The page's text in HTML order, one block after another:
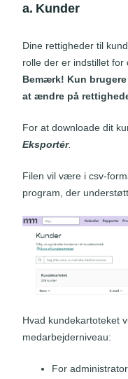
a. Kunder
Dine rettigheder til
rolle der er indstillet for
Bemærk! Kun
at ændre på
For at downloade dit
Eksportér.
Filen vil være i csv-
program, der
Hvad kundekartoteket
medarbejderniveau:
For